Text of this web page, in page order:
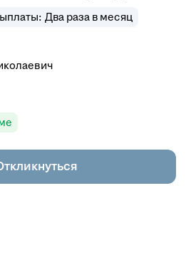
Два раза в месяц